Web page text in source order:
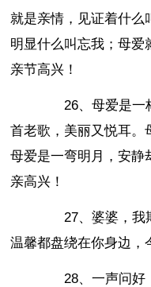
就是亲情，见证着什么
明显什么叫忘我；母爱
亲节高兴！
26、母爱是一
首老歌，美丽又悦耳。
母爱是一弯明月，安静
亲高兴！
27、婆婆，我
温馨都盘绕在你身边，
28、一声问好